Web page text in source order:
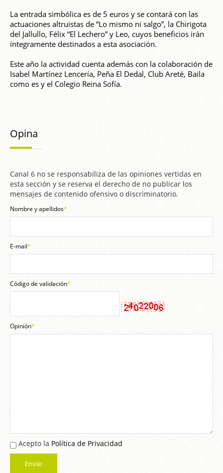
La entrada simbólica es de 5 euros y se contará con las
actuaciones altruistas de “Lo mismo ni salgo”, la Chirigota
del Jallullo, Félix “El Lechero” y Leo, cuyos beneficios irán
íntegramente destinados a esta asociación.
Este año la actividad cuenta además con la colaboración de
Isabel Martínez Lencería, Peña El Dedal, Club Areté, Baila
como es y el Colegio Reina Sofía.
Opina
Canal 6 no se responsabiliza de las opiniones vertidas en
esta sección y se reserva el derecho de no publicar los
mensajes de contenido ofensivo o discriminatorio.
Nombre y apellidos*
E-mail*
Código de validación*
Opinión*
Acepto la Política de Privacidad